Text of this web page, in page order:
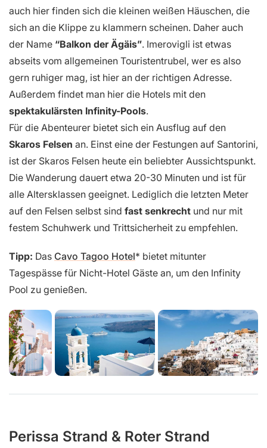
auch hier finden sich die kleinen weißen Häuschen, die
sich an die Klippe zu klammern scheinen. Daher auch
der Name “Balkon der Ägäis”. Imerovigli ist etwas
abseits vom allgemeinen Touristentrubel, wer es also
gern ruhiger mag, ist hier an der richtigen Adresse.
Außerdem findet man hier die Hotels mit den
spektakulärsten Infinity-Pools.
Für die Abenteurer bietet sich ein Ausflug auf den
Skaros Felsen an. Einst eine der Festungen auf Santorini,
ist der Skaros Felsen heute ein beliebter Aussichtspunkt.
Die Wanderung dauert etwa 20-30 Minuten und ist für
alle Altersklassen geeignet. Lediglich die letzten Meter
auf den Felsen selbst sind fast senkrecht und nur mit
festem Schuhwerk und Trittsicherheit zu empfehlen.
Tipp: Das Cavo Tagoo Hotel
bietet mitunter
Tagespässe für Nicht-Hotel Gäste an, um den Infinity
Pool zu genießen.
Perissa Strand & Roter Strand